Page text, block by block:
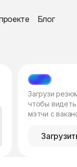
Блог
МЭТЧ
Загрузи
чтобы видеть
мэтчи с